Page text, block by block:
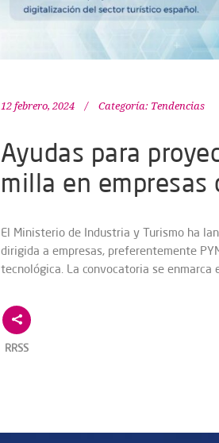
12 febrero, 2024 Categoría: Tendencias
Ayudas para
milla en
El Ministerio de Industria y Turismo ha
dirigida a empresas, preferentemente
tecnológica. La convocatoria se
RRSS